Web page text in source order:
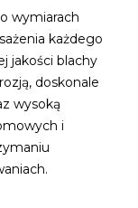
wymiarach
każdego
jakości blachy
doskonale
wysoką
i